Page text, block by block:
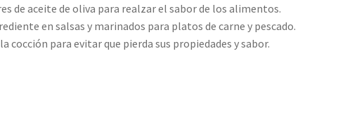
de aceite de oliva para realzar el sabor de los alimentos.
en salsas y marinados para platos de carne y pescado.
cocción para evitar que pierda sus propiedades y sabor.